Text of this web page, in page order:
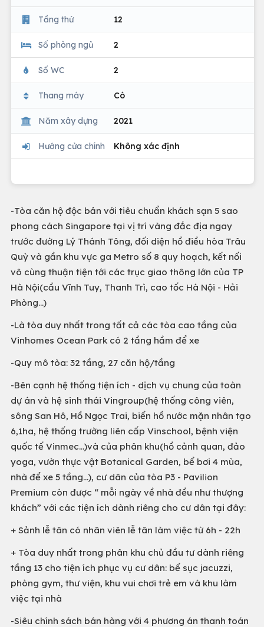
Tầng thứ 12
Số phòng ngủ 2
Số WC 2
Thang máy Có
Năm xây dựng 2021
Hướng cửa chính Không xác định
-Tòa căn hộ độc bản với tiêu chuẩn khách sạn 5 sao
phong cách Singapore tại vị trí vàng đắc địa ngay
trước đường Lý Thánh Tông, đối diện hồ điều hòa Trâu
Quỳ và gần khu vực ga Metro số 8 quy hoạch, kết nối
vô cùng thuận tiện tới các trục giao thông lớn của TP
Hà Nội(cầu Vĩnh Tuy, Thanh Trì, cao tốc Hà Nội - Hải
Phòng…)
-Là tòa duy nhất trong tất cả các tòa cao tầng của
Vinhomes Ocean Park có 2 tầng hầm để xe
-Quy mô tòa: 32 tầng, 27 căn hộ/tầng
-Bên cạnh hệ thống tiện ích - dịch vụ chung của toàn
dự án và hệ sinh thái Vingroup(hệ thống công viên,
sông San Hô, Hồ Ngọc Trai, biển hồ nước mặn nhân tạo
6,1ha, hệ thống trường liên cấp Vinschool, bệnh viện
quốc tế Vinmec…)và của phân khu(hồ cảnh quan, đảo
yoga, vườn thực vật Botanical Garden, bể bơi 4 mùa,
nhà để xe 5 tầng…), cư dân của tòa P3 - Pavilion
Premium còn được “ mỗi ngày về nhà đều như thượng
khách” với các tiện ích dành riêng cho cư dân tại đây:
+ Sảnh lễ tân có nhân viên lễ tân làm việc từ 6h - 22h
+ Tòa duy nhất trong phân khu chủ đầu tư dành riêng
tầng 13 cho tiện ích phục vụ cư dân: bể sục jacuzzi,
phòng gym, thư viện, khu vui chơi trẻ em và khu làm
việc tại nhà
-Siêu chính sách bán hàng với 4 phương án thanh toán